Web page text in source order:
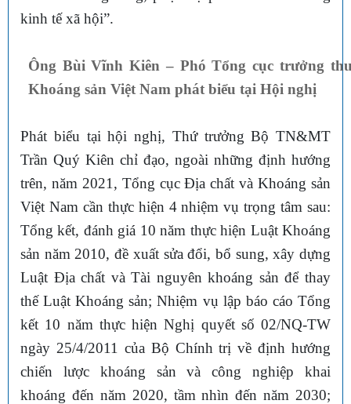
kinh tế xã hội”.
Ông Bùi Vĩnh Kiên – Phó Tổng cục trưởng
Khoáng sản Việt Nam phát biểu tại Hội nghị
Phát biểu tại hội nghị, Thứ trưởng Bộ TN&MT
Trần Quý Kiên chỉ đạo, ngoài những định hướng
trên, năm 2021, Tổng cục Địa chất và Khoáng sản
Việt Nam cần thực hiện 4 nhiệm vụ trọng tâm sau:
Tổng kết, đánh giá 10 năm thực hiện Luật Khoáng
sản năm 2010, đề xuất sửa đổi, bổ sung, xây dựng
Luật Địa chất và Tài nguyên khoáng sản để thay
thế Luật Khoáng sản; Nhiệm vụ lập báo cáo Tổng
kết 10 năm thực hiện Nghị quyết số 02/NQ-TW
ngày 25/4/2011 của Bộ Chính trị về định hướng
chiến lược khoáng sản và công nghiệp khai
khoáng đến năm 2020, tầm nhìn đến năm 2030;